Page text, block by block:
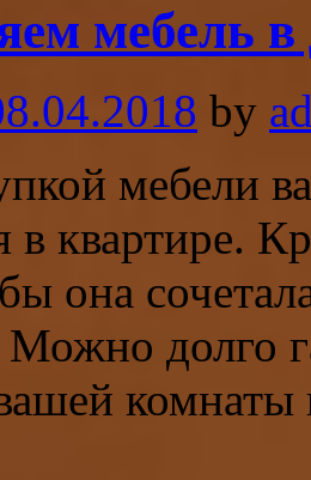
мебель
by
мебели
в квартире.
она
Можно долго